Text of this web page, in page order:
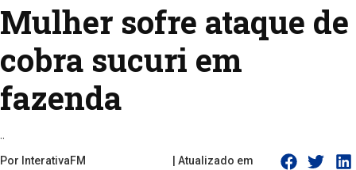
Mulher sofre ataque de
cobra sucuri em
fazenda
..
Por InterativaFM
| Atualizado em